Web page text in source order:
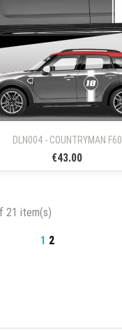
DLN004 - COUNTRYMAN F60
€43.00
21 item(s)
1 2